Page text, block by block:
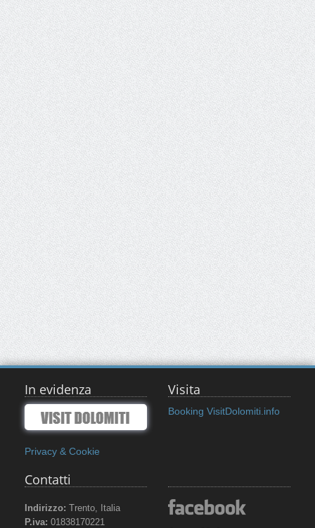
In evidenza
Privacy & Cookie
Visita
Booking VisitDolomiti.info
Contatti
Indirizzo: Trento, Italia
P.iva: 01838170221